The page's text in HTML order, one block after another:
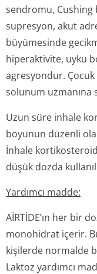
sendromu,
supresyon, akut
büyümesinde
hiperaktivite, uyku
agresyondur.
solunum uzmanına
Uzun süre inhale
boyunun düzenli
İnhale
düşük dozda
Yardımcı madde:
AİRTİDE’ın her bir
monohidrat içerir.
kişilerde normalde
Laktoz yardımcı